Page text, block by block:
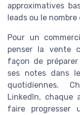
approximatives
leads ou le nombre
Pour un
penser la vente
façon de
ses notes dans
quotidiennes.
LinkedIn, chaque
faire progresser